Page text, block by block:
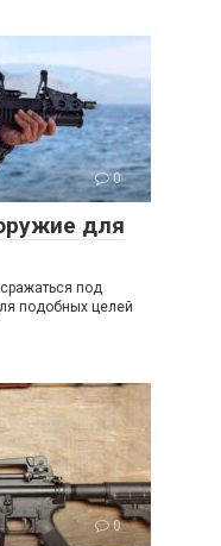
0
для
под
подобных целей
0